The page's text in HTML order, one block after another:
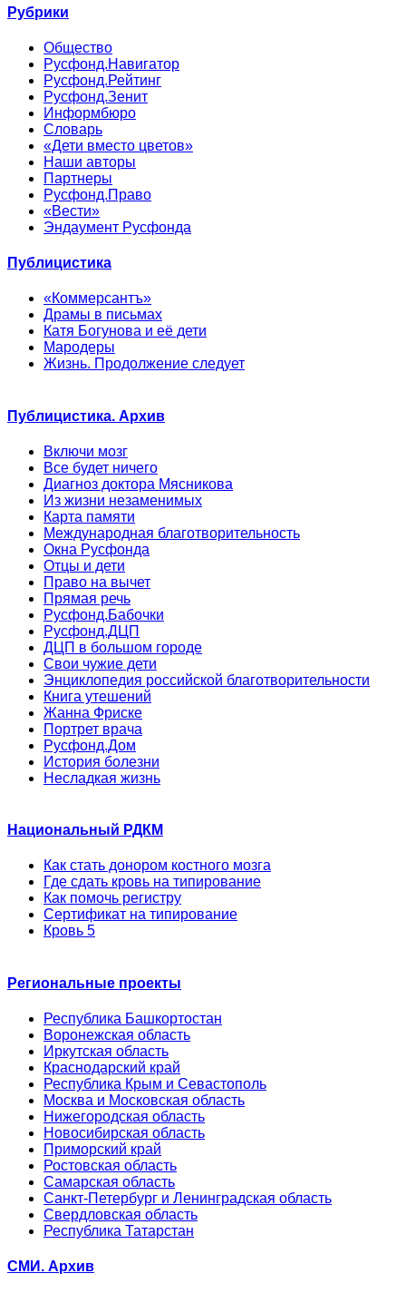
Рубрики
Общество
Русфонд.Навигатор
Русфонд.Рейтинг
Русфонд.Зенит
Информбюро
Словарь
«Дети вместо цветов»
Наши авторы
Партнеры
Русфонд.Право
«Вести»
Эндаумент Русфонда
Публицистика
«Коммерсантъ»
Драмы в письмах
Катя Богунова и её дети
Мародеры
Жизнь. Продолжение следует
Публицистика. Архив
Включи мозг
Все будет ничего
Диагноз доктора Мясникова
Из жизни незаменимых
Карта памяти
Международная благотворительность
Окна Русфонда
Отцы и дети
Право на вычет
Прямая речь
Русфонд.Бабочки
Русфонд.ДЦП
ДЦП в большом городе
Свои чужие дети
Энциклопедия российской благотворительности
Книга утешений
Жанна Фриске
Портрет врача
Русфонд.Дом
История болезни
Несладкая жизнь
Национальный РДКМ
Как стать донором костного мозга
Где сдать кровь на типирование
Как помочь регистру
Сертификат на типирование
Кровь 5
Региональные проекты
Республика Башкортостан
Воронежская область
Иркутская область
Краснодарский край
Республика Крым и Севастополь
Москва и Московская область
Нижегородская область
Новосибирская область
Приморский край
Ростовская область
Самарская область
Санкт-Петербург и Ленинградская область
Свердловская область
Республика Татарстан
СМИ. Архив